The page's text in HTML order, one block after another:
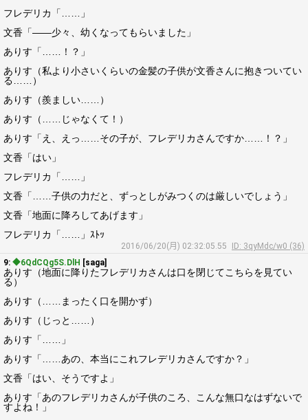
フレデリカ「……」
文香「――少々、幼くなってもらいました」
ありす「……！？」
ありす（私より小さいくらいの金髪の子供が文香さんに抱きついてい
る……）
ありす（羨ましい……）
ありす（……じゃなくて！）
ありす「え、えっ……その子が、フレデリカさんですか……！？」
文香「はい」
フレデリカ「……」
文香「……子供の力だと、ずっとしがみつくのは厳しいでしょう」
文香「地面に降ろしてあげます」
フレデリカ「……」ｽﾄｯ
2016/06/20(月) 02:32:05.55
ID: 3qyMdc/w0 (36)
9: ◆6QdCQg5S.DlH [saga]
ありす（地面に降りたフレデリカさんは口を閉じてこちらを見てい
る）
ありす（……まったく口を開かず）
ありす（じっと……）
ありす「……」
ありす「……あの、本当にこれフレデリカさんですか？」
文香「はい、そうですよ」
ありす「あのフレデリカさんが子供のころ、こんな無口なはずないで
すよね！」